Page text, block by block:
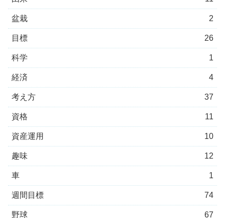
盆栽 2
目標 26
科学 1
経済 4
考え方 37
資格 11
資産運用 10
趣味 12
車 1
週間目標 74
野球 67